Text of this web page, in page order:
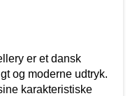
er et dansk
og moderne udtryk.
karakteristiske